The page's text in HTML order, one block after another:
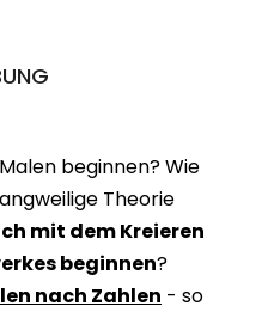
beginnen? Wie
Theorie
mit dem Kreieren
beginnen?
nach Zahlen - so